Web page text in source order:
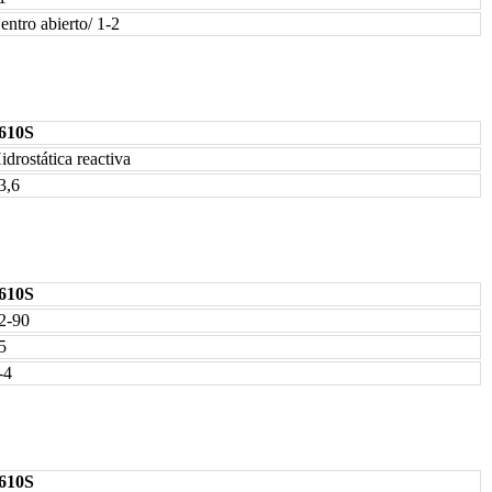
abierto/ 1-2
reactiva
90
4